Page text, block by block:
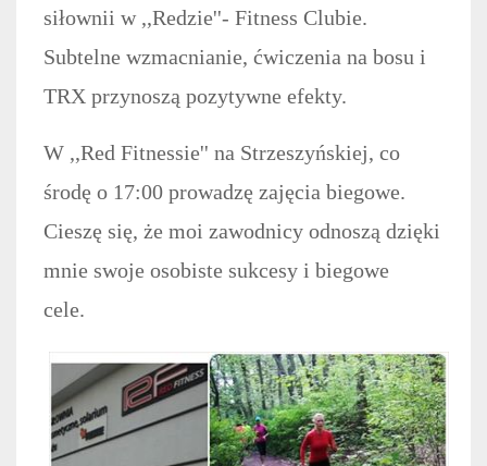
siłownii w ,,Redzie''- Fitness Clubie.
Subtelne wzmacnianie, ćwiczenia na bosu i
TRX przynoszą pozytywne efekty.
W ,,Red Fitnessie'' na Strzeszyńskiej, co
środę o 17:00 prowadzę zajęcia biegowe.
Cieszę się, że moi zawodnicy odnoszą dzięki
mnie swoje osobiste sukcesy i biegowe
cele.